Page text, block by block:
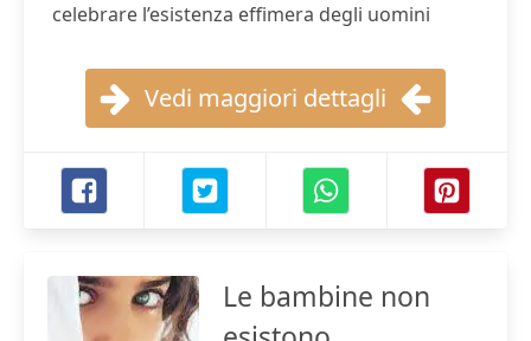
celebrare l’esistenza effimera degli uomini
Vedi maggiori dettagli
Le bambine non